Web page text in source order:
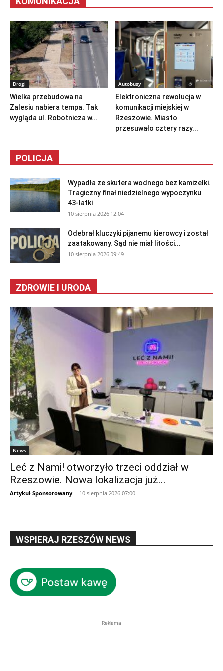
Drogi
Wielka przebudowa na
Zalesiu nabiera tempa. Tak
wygląda ul. Robotnicza w...
Autobusy
Elektroniczna rewolucja w
komunikacji miejskiej w
Rzeszowie. Miasto
przesuwało cztery razy...
POLICJA
Wypadła ze skutera wodnego bez kamizelki.
Tragiczny finał niedzielnego wypoczynku
43-latki
10 sierpnia 2026 12:04
Odebrał kluczyki pijanemu kierowcy i został
zaatakowany. Sąd nie miał litości...
10 sierpnia 2026 09:49
ZDROWIE I URODA
News
Leć z Nami! otworzyło trzeci oddział w
Rzeszowie. Nowa lokalizacja już...
Artykuł Sponsorowany - 10 sierpnia 2026 07:00
WSPIERAJ RZESZÓW NEWS
Reklama